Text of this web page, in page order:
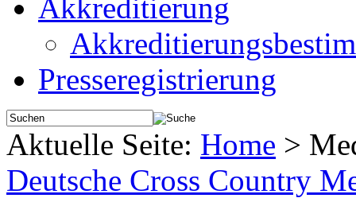
Akkreditierung
Presseregistrierung
Aktuelle Seite: Home >
Deutsche Cross Country